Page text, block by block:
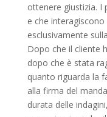
ottenere giustizia. I
e che
esclusivamente
Dopo che il cliente
dopo che è stata
quanto riguarda la
alla firma del
durata delle